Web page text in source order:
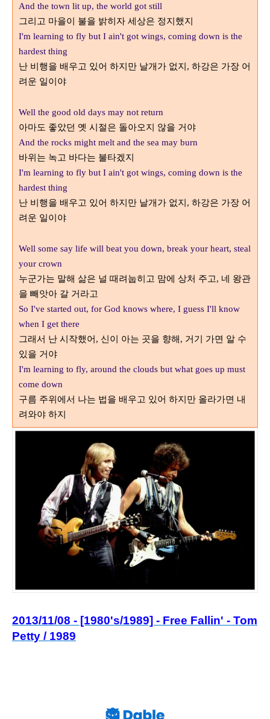
And the town lit up, the world got still
그리고 마을이 불을 밝히자 세상은 정지했지
I'm learning to fly but I ain't got wings, coming down is the
hardest thing
난 비행을 배우고 있어 하지만 날개가 없지, 하강은 가장 어
려운 일이야
Well the good old days may not return
아마도 좋았던 옛 시절은 돌아오지 않을 거야
And the rocks might melt and the sea may burn
바위는 녹고 바다는 불타겠지
I'm learning to fly but I ain't got wings, coming down is the
hardest thing
난 비행을 배우고 있어 하지만 날개가 없지, 하강은 가장 어
려운 일이야
Well some say life will beat you down, break your heart, steal
your crown
누군가는 말해 삶은 널 때려눕히고 맘에 상처 주고, 네 왕관
을 빼앗아 갈 거라고
So I've started out, for God knows where, I guess I'll know
when I get there
그래서 난 시작했어, 신이 아는 곳을 향해, 거기 가면 알 수
있을 거야
I'm learning to fly, around the clouds but what goes up must
come down
구름 주위에서 나는 법을 배우고 있어 하지만 올라가면 내
려와야 하지
2013/11/08 - [1980's/1989] - Free Fallin' - Tom
Petty / 1989